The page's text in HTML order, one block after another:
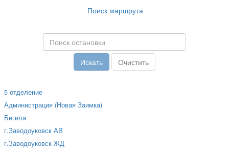
Поиск маршрута
5 отделение
Администрация (Новая Заимка)
Бигила
г.Заводоуковск АВ
г.Заводоуковск ЖД